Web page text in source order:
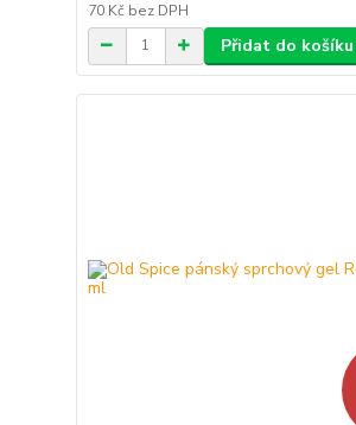
70 Kč bez DPH
Přidat do košíku